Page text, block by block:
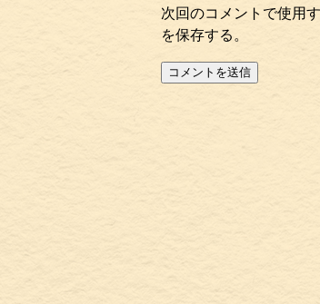
次回のコメントで使用
を保存する。